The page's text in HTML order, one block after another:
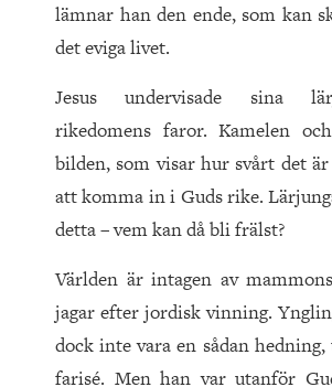
lämnar han den ende, som kan
det eviga livet.
Jesus undervisade sina
rikedomens faror. Kamelen
bilden, som visar hur svårt det
att komma in i Guds rike.
detta – vem kan då bli frälst?
Världen är intagen av
jagar efter jordisk vinning.
dock inte vara en sådan
farisé. Men han var utanför